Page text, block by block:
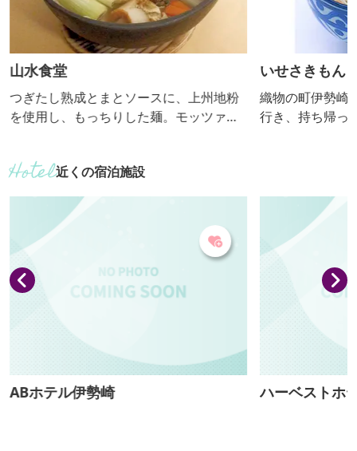
山水食堂
つぎたし熟成とまとソースに、上州地粉
を使用し、もっちりした麺。モッツァレ
年】
いせさきもん
織物の町伊勢崎
行き、持ち帰っ
は両方が入るの
わえます。
近くの宿泊施設
ABホテル伊勢崎 ハーベストホ